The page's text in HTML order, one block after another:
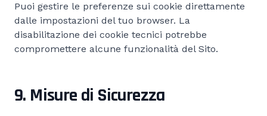
Puoi gestire le preferenze sui cookie direttamente
dalle impostazioni del tuo browser. La
disabilitazione dei cookie tecnici potrebbe
compromettere alcune funzionalità del Sito.
9. Misure di Sicurezza